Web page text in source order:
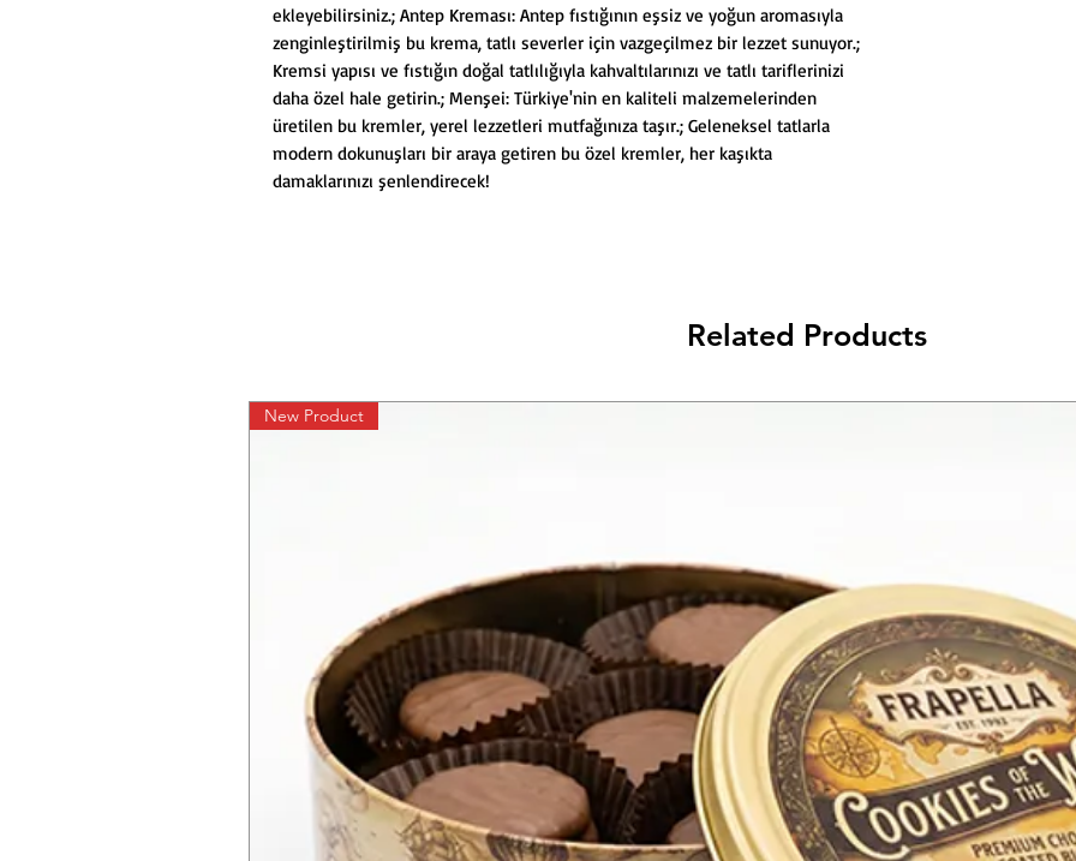
ekleyebilirsiniz.; Antep Kreması: Antep fıstığının eşsiz ve yoğun aromasıyla
zenginleştirilmiş bu krema, tatlı severler için vazgeçilmez bir lezzet sunuyor.;
Kremsi yapısı ve fıstığın doğal tatlılığıyla kahvaltılarınızı ve tatlı tariflerinizi
daha özel hale getirin.; Menşei: Türkiye'nin en kaliteli malzemelerinden
üretilen bu kremler, yerel lezzetleri mutfağınıza taşır.; Geleneksel tatlarla
modern dokunuşları bir araya getiren bu özel kremler, her kaşıkta
damaklarınızı şenlendirecek!
Related Products
New Product